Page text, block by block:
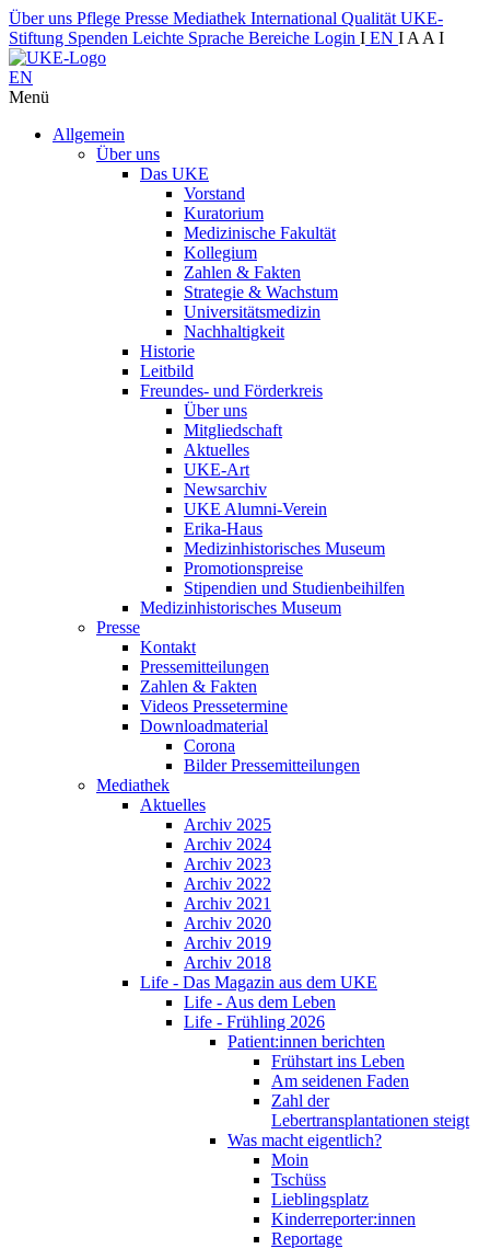
Über uns Pflege Presse Mediathek International Qualität UKE-
Stiftung Spenden Leichte Sprache Bereiche Login I EN I A A I
EN
Menü
Allgemein
Über uns
Das UKE
Vorstand
Kuratorium
Medizinische Fakultät
Kollegium
Zahlen & Fakten
Strategie & Wachstum
Universitätsmedizin
Nachhaltigkeit
Historie
Leitbild
Freundes- und Förderkreis
Über uns
Mitgliedschaft
Aktuelles
UKE-Art
Newsarchiv
UKE Alumni-Verein
Erika-Haus
Medizinhistorisches Museum
Promotionspreise
Stipendien und Studienbeihilfen
Medizinhistorisches Museum
Presse
Kontakt
Pressemitteilungen
Zahlen & Fakten
Videos Pressetermine
Downloadmaterial
Corona
Bilder Pressemitteilungen
Mediathek
Aktuelles
Archiv 2025
Archiv 2024
Archiv 2023
Archiv 2022
Archiv 2021
Archiv 2020
Archiv 2019
Archiv 2018
Life - Das Magazin aus dem UKE
Life - Aus dem Leben
Life - Frühling 2026
Patient:innen berichten
Frühstart ins Leben
Am seidenen Faden
Zahl der
Lebertransplantationen steigt
Was macht eigentlich?
Moin
Tschüss
Lieblingsplatz
Kinderreporter:innen
Reportage